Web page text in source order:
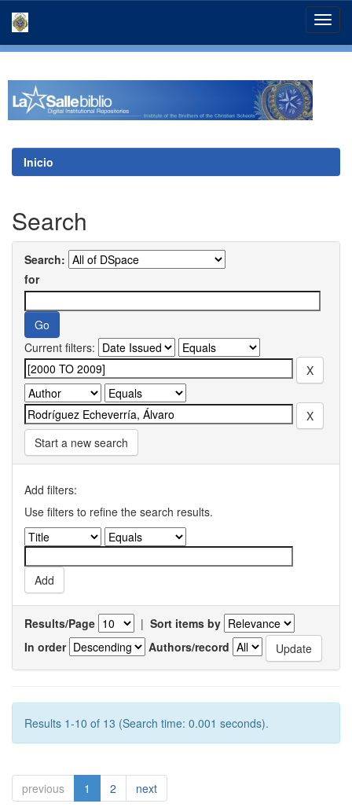
Inicio
Search
Search:
for
Current filters:
Start a new search
Add filters:
Use filters to refine the search results.
Results/Page | Sort items by
In order
Authors/record
Results 1-10 of 13 (Search time: 0.001 seconds).
previous 1 2 next